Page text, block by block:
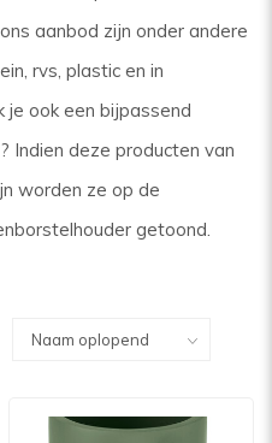
aanbod zijn onder andere
rvs, plastic en in
je ook een bijpassend
? Indien deze producten van
worden ze op de
getoond.